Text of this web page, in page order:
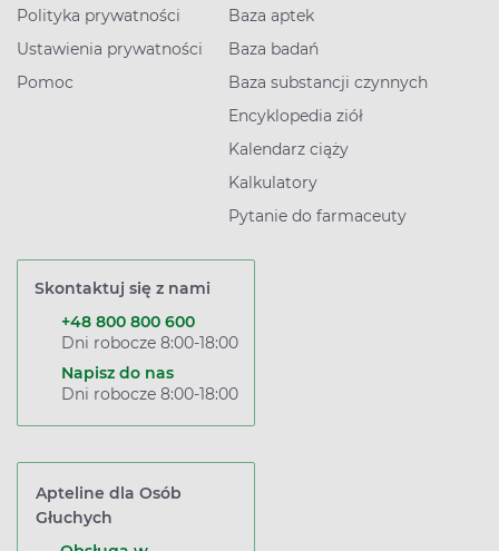
Polityka prywatności
Ustawienia prywatności
Pomoc
Baza aptek
Baza badań
Baza substancji czynnych
Encyklopedia ziół
Kalendarz ciąży
Kalkulatory
Pytanie do farmaceuty
Skontaktuj się z nami
+48 800 800 600
Dni robocze 8:00-18:00
Napisz do nas
Dni robocze 8:00-18:00
Apteline dla Osób
Głuchych